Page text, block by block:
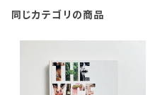
同じカテゴリの商品